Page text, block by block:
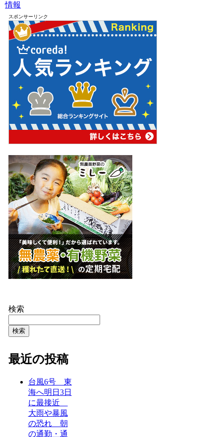
情報
スポンサーリンク
検索
検索
最近の投稿
台風6号 東
海へ明日3日
に最接近
大雨や暴風
の恐れ 朝
の通勤・通